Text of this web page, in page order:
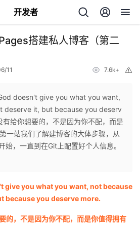
开发者
搭建私人博客（第二
11 7.6k+
doesn't give you what you want,
deserve it, but because you deserv
给你想要的，不是因为你不配，而是
一站我们了解建博客的大体步骤，从
始，一直到在Git上配置好个人信息。
give you what you want, not because
because you deserve more.
的，不是因为你不配，而是你值得拥有